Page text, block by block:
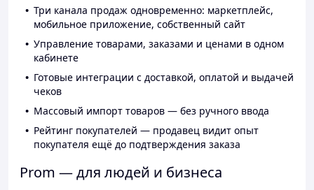
Три канала продаж одновременно: маркетплейс,
мобильное приложение, собственный сайт
Управление товарами, заказами и ценами в одном
кабинете
Готовые интеграции с доставкой, оплатой и выдачей
чеков
Массовый импорт товаров — без ручного ввода
Рейтинг покупателей — продавец видит опыт
покупателя ещё до подтверждения заказа
Prom — для людей и бизнеса